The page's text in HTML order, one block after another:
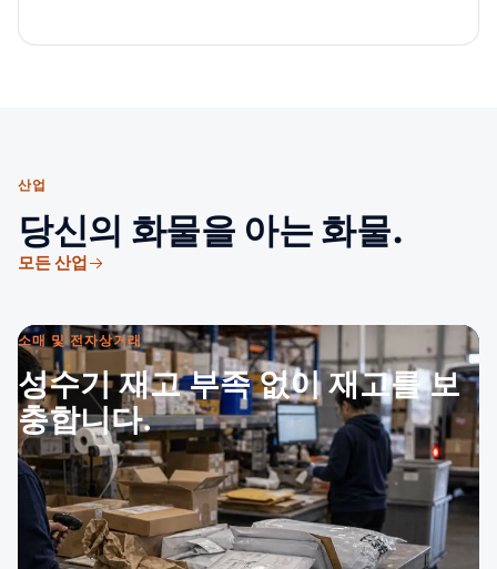
산업
당신의 화물을 아는 화물.
모든 산업
소매 및 전자상거래
성수기 재고 부족 없이 재고를 보
충합니다.